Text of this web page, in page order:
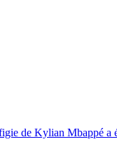
de Kylian Mbappé a